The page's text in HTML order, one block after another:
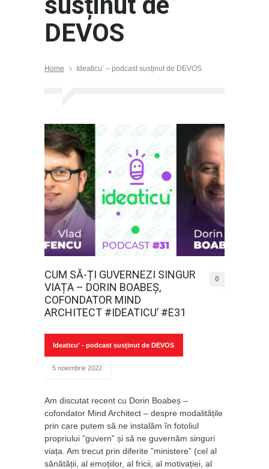
DEVOS
Home Ideaticu’ – podcast susținut de DEVOS
CUM SĂ-ȚI GUVERNEZI SINGUR
VIAȚA – DORIN BOABEȘ,
COFONDATOR MIND
ARCHITECT #IDEATICU’ #E31
0
Ideaticu' - podcast susținut de DEVOS
5 noiembrie 2022
Am discutat recent cu Dorin Boabeș –
cofondator Mind Architect – despre modalitățile
prin care putem să ne instalăm în fotoliul
propriului ”guvern” și să ne guvernăm singuri
viața. Am trecut prin diferite ”ministere” (cel al
sănătății, al emoțiilor, al fricii, al motivației, al